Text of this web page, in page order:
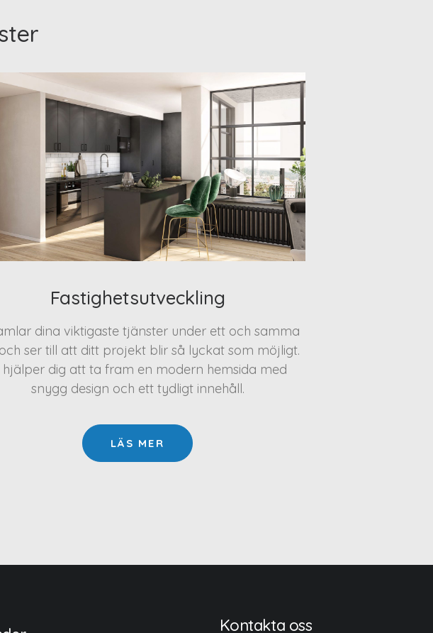
Fastighetsutveckling
dina viktigaste tjänster under ett och samma
ser till att ditt projekt blir så lyckat som möjligt.
hjälper dig att ta fram en modern hemsida med
snygg design och ett tydligt innehåll.
LÄS MER
Kontakta oss